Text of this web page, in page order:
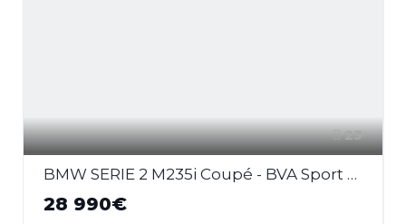
23
BMW SERIE 2 M235i Coupé - BVA Sport COUPE F22 F87 M Performance PHASE 1
28 990€